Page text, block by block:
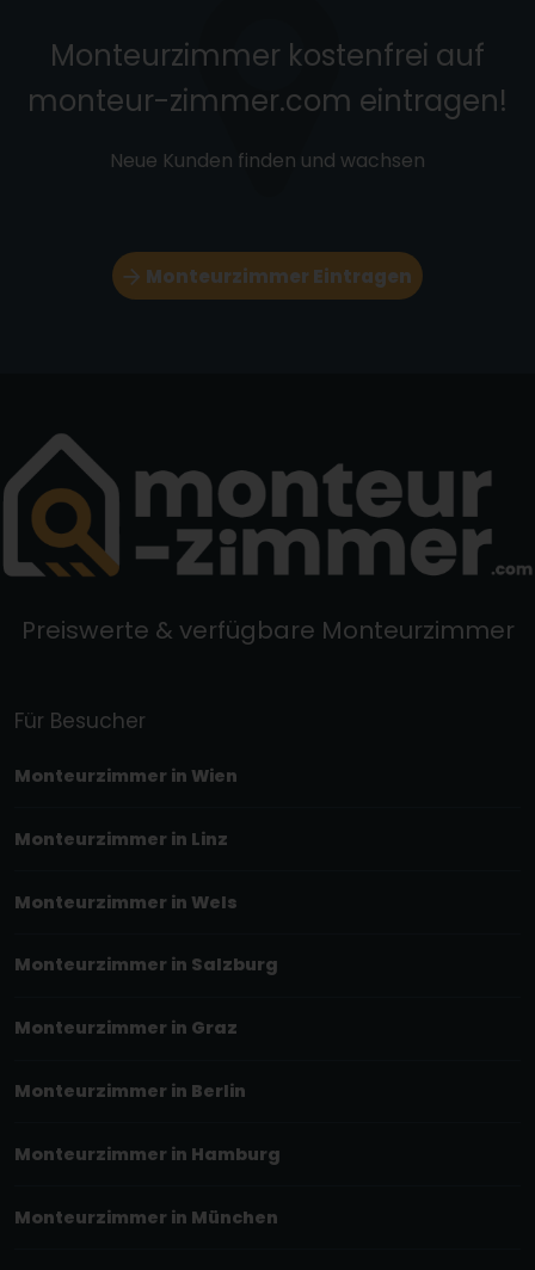
Monteurzimmer kostenfrei auf
monteur-zimmer.com eintragen!
Neue Kunden finden und wachsen
Monteurzimmer Eintragen
Preiswerte & verfügbare Monteurzimmer
Für Besucher
Monteurzimmer in Wien
Monteurzimmer in Linz
Monteurzimmer in Wels
Monteurzimmer in Salzburg
Monteurzimmer in Graz
Monteurzimmer in Berlin
Monteurzimmer in Hamburg
Monteurzimmer in München